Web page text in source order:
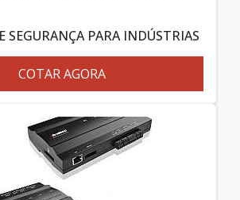
SEGURANÇA PARA INDÚSTRIAS
COTAR AGORA